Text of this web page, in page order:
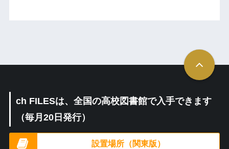
ch FILESは、全国の高校図書館で入手できます
（毎月20日発行）
設置場所（関東版）